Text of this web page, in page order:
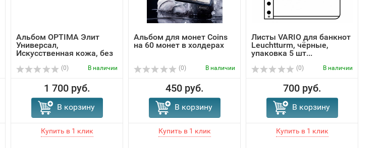
Альбом OPTIMA Элит
Универсал,
Искусственная кожа, без
шуб...
(0) В наличии
1 700 руб.
В корзину
Альбом для монет Coins
на 60 монет в холдерах
(0) В наличии
450 руб.
В корзину
Листы VARIO для банкнот
Leuchtturm, чёрные,
упаковка 5 шт...
(0) В наличии
700 руб.
В корзину